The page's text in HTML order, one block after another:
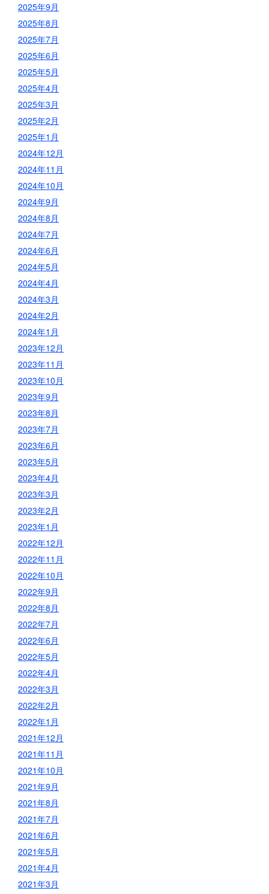
2025年9月
2025年8月
2025年7月
2025年6月
2025年5月
2025年4月
2025年3月
2025年2月
2025年1月
2024年12月
2024年11月
2024年10月
2024年9月
2024年8月
2024年7月
2024年6月
2024年5月
2024年4月
2024年3月
2024年2月
2024年1月
2023年12月
2023年11月
2023年10月
2023年9月
2023年8月
2023年7月
2023年6月
2023年5月
2023年4月
2023年3月
2023年2月
2023年1月
2022年12月
2022年11月
2022年10月
2022年9月
2022年8月
2022年7月
2022年6月
2022年5月
2022年4月
2022年3月
2022年2月
2022年1月
2021年12月
2021年11月
2021年10月
2021年9月
2021年8月
2021年7月
2021年6月
2021年5月
2021年4月
2021年3月